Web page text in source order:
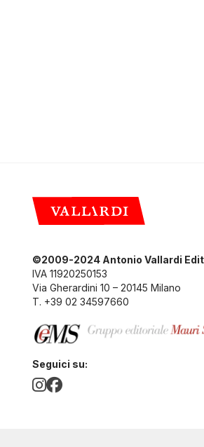
©2009-2024 Antonio Vallardi
IVA 11920250153
Via Gherardini 10 – 20145 Milano
T. +39 02 34597660
Seguici su: